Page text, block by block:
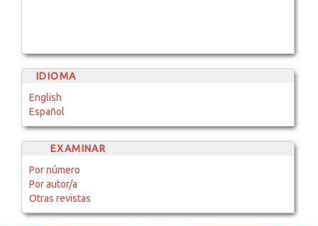
IDIOMA
English
Español
EXAMINAR
Por número
Por autor/a
Otras revistas